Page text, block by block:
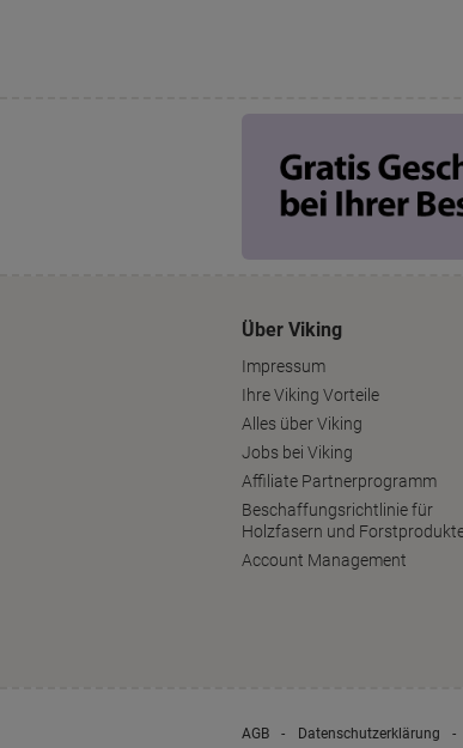
Über Viking
Impressum
Ihre Viking Vorteile
Alles über Viking
Jobs bei Viking
Affiliate Partnerprogramm
Beschaffungsrichtlinie für
Holzfasern und
Account Management
AGB Datenschutzerklärung